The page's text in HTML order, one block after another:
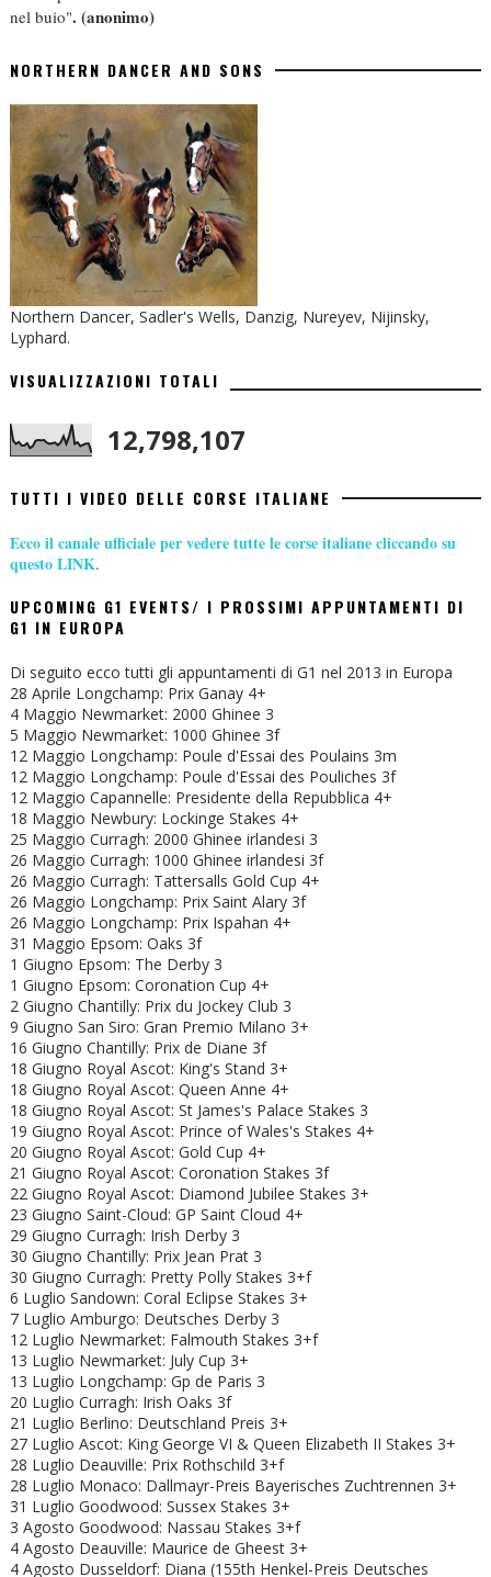
nel buio". (anonimo)
NORTHERN DANCER AND SONS
Northern Dancer, Sadler's Wells, Danzig, Nureyev, Nijinsky,
Lyphard.
VISUALIZZAZIONI TOTALI
12,798,107
TUTTI I VIDEO DELLE CORSE ITALIANE
Ecco il canale ufficiale per vedere tutte le corse italiane cliccando su
questo LINK.
UPCOMING G1 EVENTS/ I PROSSIMI APPUNTAMENTI DI
G1 IN EUROPA
Di seguito ecco tutti gli appuntamenti di G1 nel 2013 in Europa
28 Aprile Longchamp: Prix Ganay 4+
4 Maggio Newmarket: 2000 Ghinee 3
5 Maggio Newmarket: 1000 Ghinee 3f
12 Maggio Longchamp: Poule d'Essai des Poulains 3m
12 Maggio Longchamp: Poule d'Essai des Pouliches 3f
12 Maggio Capannelle: Presidente della Repubblica 4+
18 Maggio Newbury: Lockinge Stakes 4+
25 Maggio Curragh: 2000 Ghinee irlandesi 3
26 Maggio Curragh: 1000 Ghinee irlandesi 3f
26 Maggio Curragh: Tattersalls Gold Cup 4+
26 Maggio Longchamp: Prix Saint Alary 3f
26 Maggio Longchamp: Prix Ispahan 4+
31 Maggio Epsom: Oaks 3f
1 Giugno Epsom: The Derby 3
1 Giugno Epsom: Coronation Cup 4+
2 Giugno Chantilly: Prix du Jockey Club 3
9 Giugno San Siro: Gran Premio Milano 3+
16 Giugno Chantilly: Prix de Diane 3f
18 Giugno Royal Ascot: King's Stand 3+
18 Giugno Royal Ascot: Queen Anne 4+
18 Giugno Royal Ascot: St James's Palace Stakes 3
19 Giugno Royal Ascot: Prince of Wales's Stakes 4+
20 Giugno Royal Ascot: Gold Cup 4+
21 Giugno Royal Ascot: Coronation Stakes 3f
22 Giugno Royal Ascot: Diamond Jubilee Stakes 3+
23 Giugno Saint-Cloud: GP Saint Cloud 4+
29 Giugno Curragh: Irish Derby 3
30 Giugno Chantilly: Prix Jean Prat 3
30 Giugno Curragh: Pretty Polly Stakes 3+f
6 Luglio Sandown: Coral Eclipse Stakes 3+
7 Luglio Amburgo: Deutsches Derby 3
12 Luglio Newmarket: Falmouth Stakes 3+f
13 Luglio Newmarket: July Cup 3+
13 Luglio Longchamp: Gp de Paris 3
20 Luglio Curragh: Irish Oaks 3f
21 Luglio Berlino: Deutschland Preis 3+
27 Luglio Ascot: King George VI & Queen Elizabeth II Stakes 3+
28 Luglio Deauville: Prix Rothschild 3+f
28 Luglio Monaco: Dallmayr-Preis Bayerisches Zuchtrennen 3+
31 Luglio Goodwood: Sussex Stakes 3+
3 Agosto Goodwood: Nassau Stakes 3+f
4 Agosto Deauville: Maurice de Gheest 3+
4 Agosto Dusseldorf: Diana (155th Henkel-Preis Deutsches